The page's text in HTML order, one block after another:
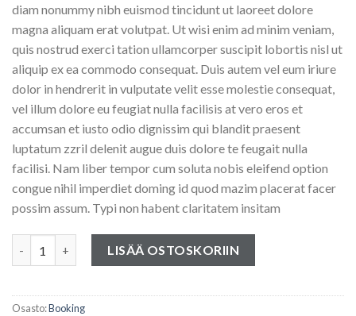
diam nonummy nibh euismod tincidunt ut laoreet dolore
magna aliquam erat volutpat. Ut wisi enim ad minim veniam,
quis nostrud exerci tation ullamcorper suscipit lobortis nisl ut
aliquip ex ea commodo consequat. Duis autem vel eum iriure
dolor in hendrerit in vulputate velit esse molestie consequat,
vel illum dolore eu feugiat nulla facilisis at vero eros et
accumsan et iusto odio dignissim qui blandit praesent
luptatum zzril delenit augue duis dolore te feugait nulla
facilisi. Nam liber tempor cum soluta nobis eleifend option
congue nihil imperdiet doming id quod mazim placerat facer
possim assum. Typi non habent claritatem insitam
LISÄÄ OSTOSKORIIN
Osasto:Booking